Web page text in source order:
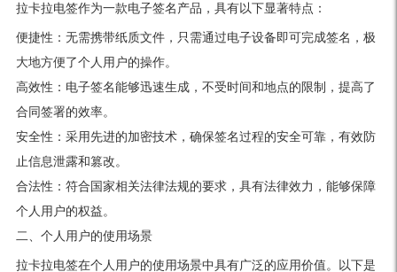
拉卡拉电签作为一款电子签名产品，具有以下显著特点：
便捷性：无需携带纸质文件，只需通过电子设备即可完成签名，极
大地方便了个人用户的操作。
高效性：电子签名能够迅速生成，不受时间和地点的限制，提高了
合同签署的效率。
安全性：采用先进的加密技术，确保签名过程的安全可靠，有效防
止信息泄露和篡改。
合法性：符合国家相关法律法规的要求，具有法律效力，能够保障
个人用户的权益。
二、个人用户的使用场景
拉卡拉电签在个人用户的使用场景中具有广泛的应用价值。以下是